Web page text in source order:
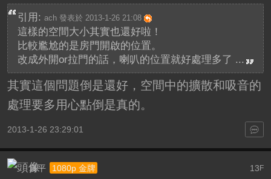
引用: ach 發表於 2013-1-26 21:08
這樣的空間大小其實也還好啦！
比較尷尬的是房門開啟的位置。
改成外開or拉門的話，喇叭的位置就好處理多了 ...
其實這個問題倒是還好，空間中的擴散和吸音的
處理要多用心點倒是真的。
2013-1-26 23:29:01
13F
真平 1080p 金牌